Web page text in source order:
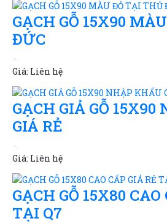
GẠCH GỖ 15X90
ĐỨC
Giá: Liên hệ
GẠCH GIẢ GỖ
GIÁ RẺ
Giá: Liên hệ
GẠCH GỖ 15X80
TẠI Q7